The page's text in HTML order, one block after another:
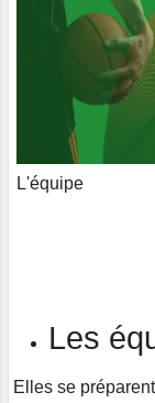
L'équipe
Les
Elles se